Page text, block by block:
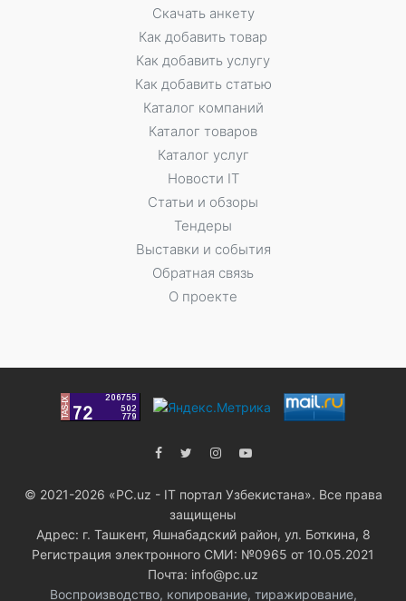
Скачать анкету
Как добавить товар
Как добавить услугу
Как добавить статью
Каталог компаний
Каталог товаров
Каталог услуг
Новости IT
Статьи и обзоры
Тендеры
Выставки и события
Обратная связь
О проекте
© 2021-2026 «PC.uz - IT портал Узбекистана». Все права
защищены
Адрес: г. Ташкент, Яшнабадский район, ул. Боткина, 8
Регистрация электронного СМИ: №0965 от 10.05.2021
Почта: info@pc.uz
Воспроизводство, копирование, тиражирование,